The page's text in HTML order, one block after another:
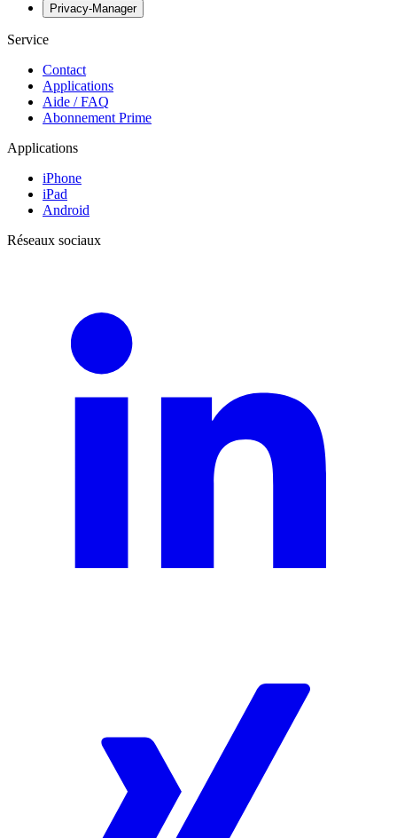
Privacy-Manager
Service
Contact
Applications
Aide / FAQ
Abonnement Prime
Applications
iPhone
iPad
Android
Réseaux sociaux